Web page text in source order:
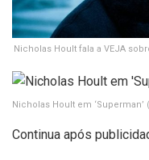
Nicholas Hoult fala a VEJA
Nicholas Hoult em ‘Superman’
Continua após